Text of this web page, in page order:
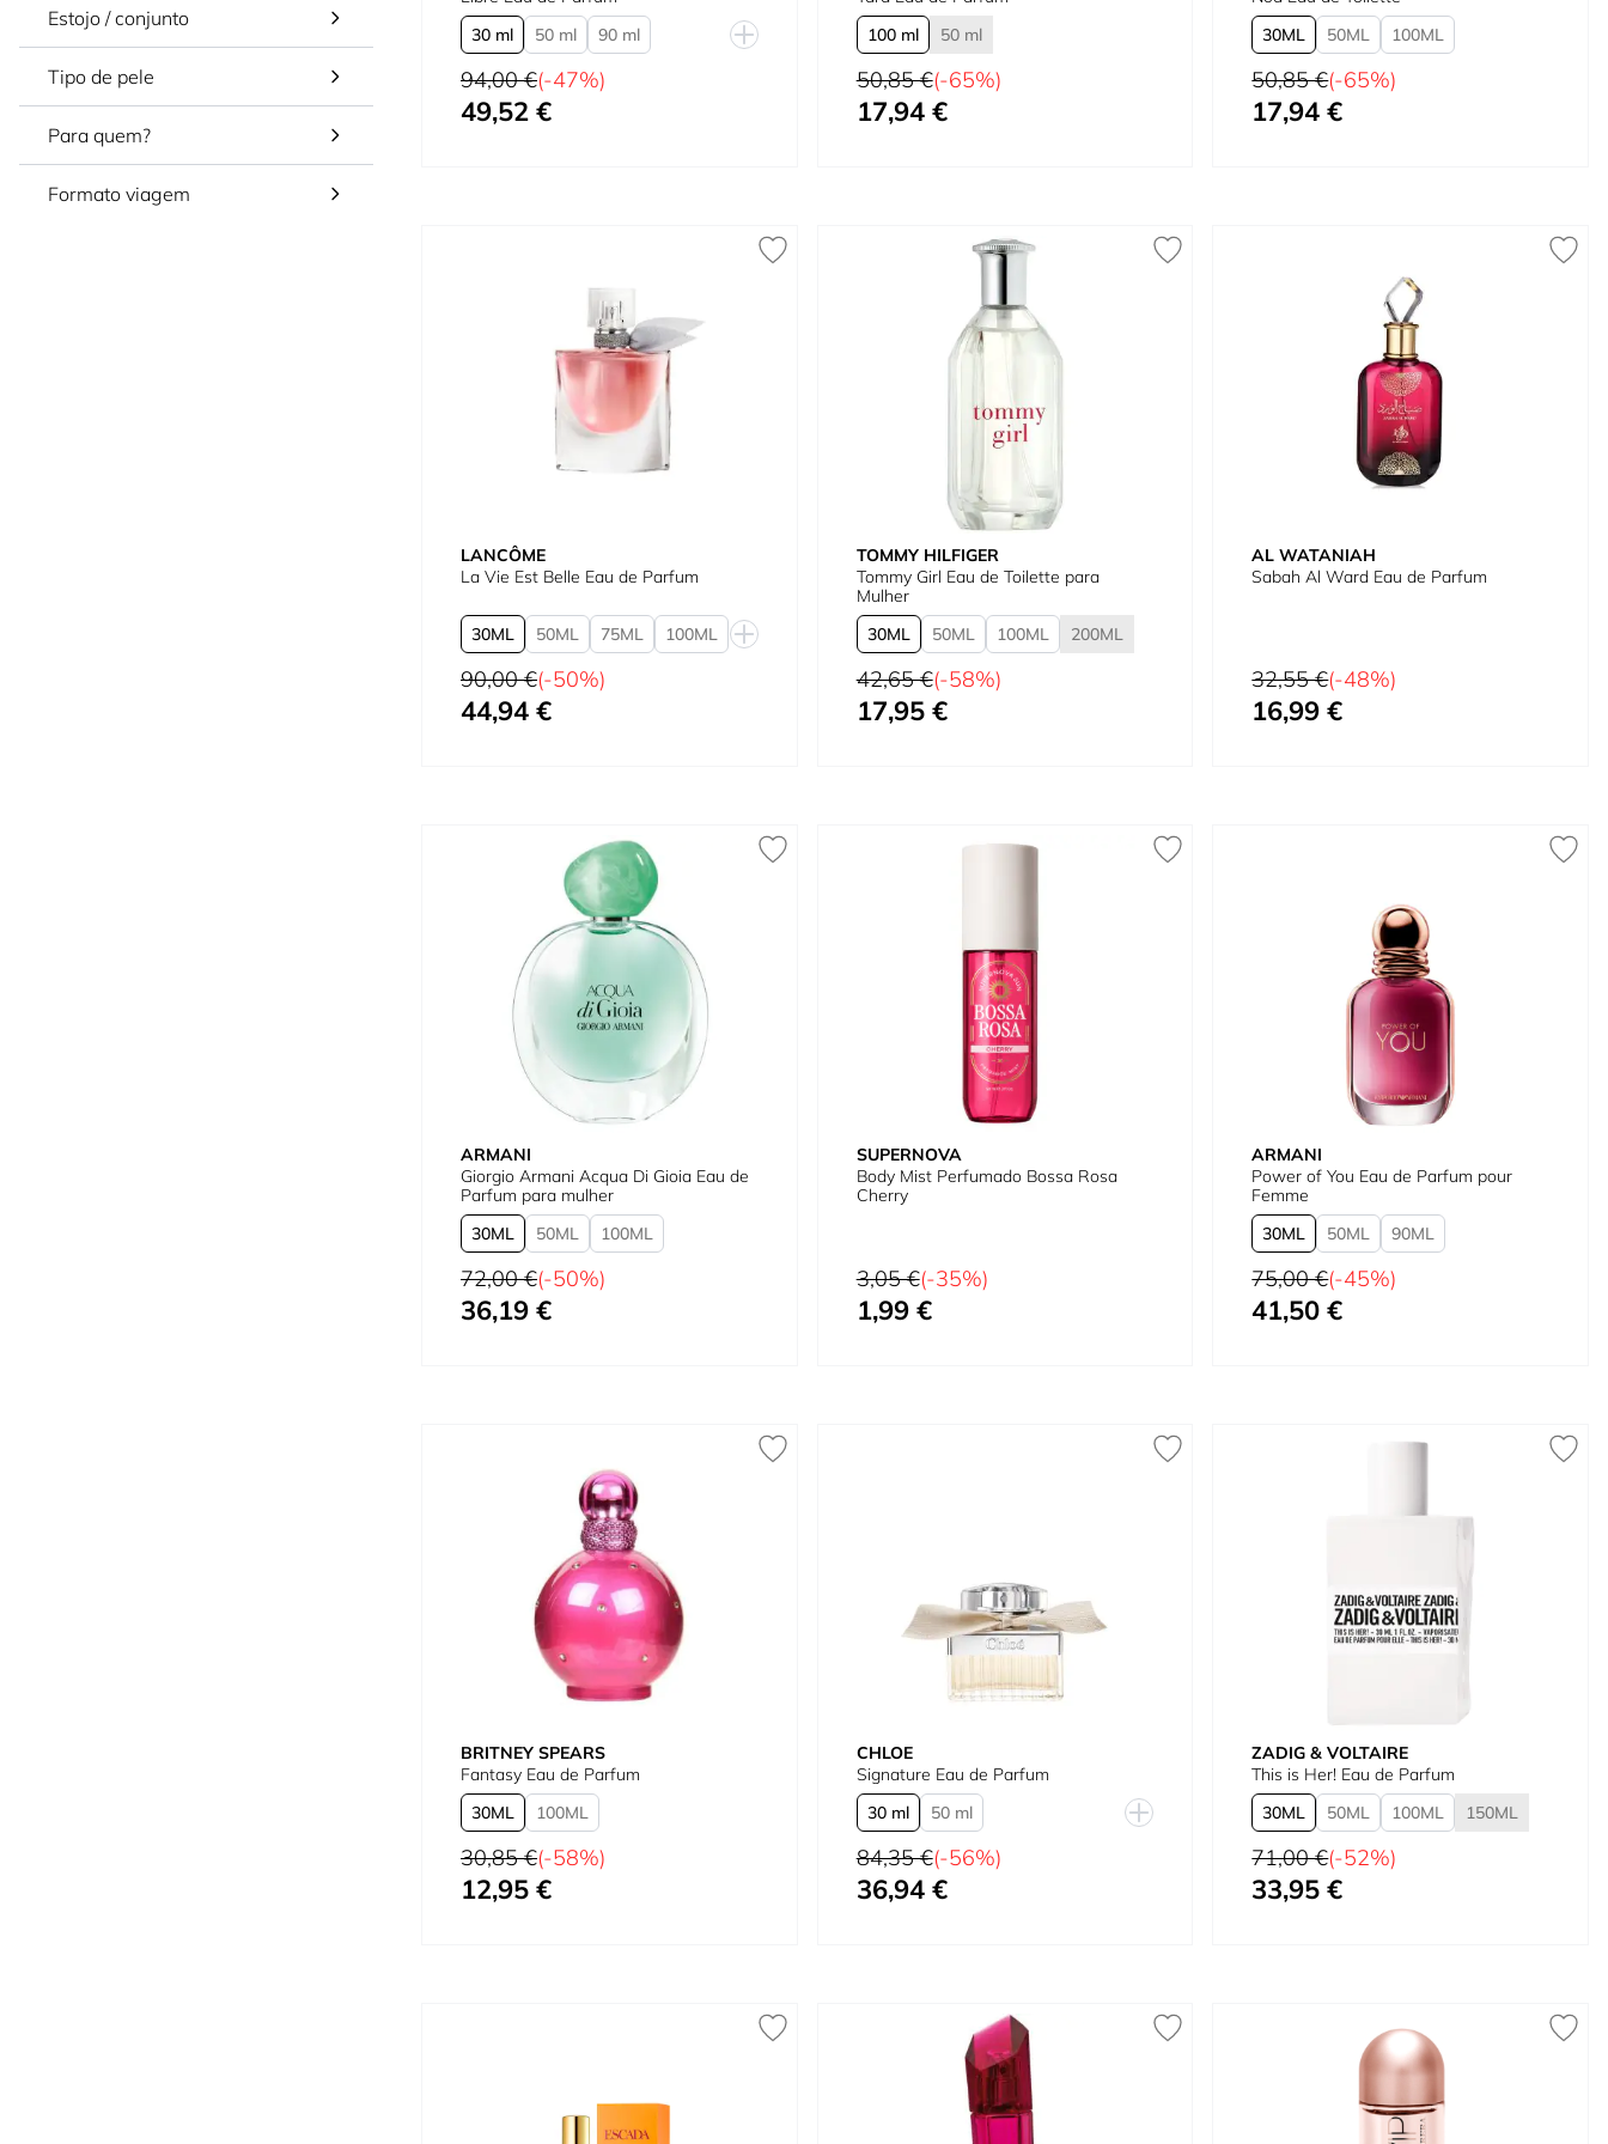
Estojo / conjunto
Tipo de pele
Para quem?
Formato viagem
30 ml
50 ml
90 ml
Refil EDP 100ml
150 ml Não recarregável
Preço Normal
94,00 €(-47%)
Tão baixo quanto
49,52 €
100 ml
50 ml
Preço Normal
50,85 €(-65%)
Tão baixo quanto
17,94 €
30
50 100
Preço Normal
50,85 €(-65%)
Tão baixo quanto
17,94 €
LANCÔME
La Vie Est Belle Eau de Parfum
30 50 75
100
150
Preço Normal
90,00 €(-50%)
Tão baixo quanto
44,94 €
TOMMY HILFIGER
Tommy Girl Eau de Toilette para
Mulher
30
50 100 200
Preço Normal
42,65 €(-58%)
Tão baixo quanto
17,95 €
AL WATANIAH
Sabah Al Ward Eau de Parfum
Preço Normal
32,55 €(-48%)
Preço Especial
16,99 €
ARMANI
Giorgio Armani Acqua Di Gioia Eau de
Parfum para mulher
30
50 100
Preço Normal
72,00 €(-50%)
Tão baixo quanto
36,19 €
SUPERNOVA
Body Mist Perfumado Bossa Rosa
Cherry
Preço Normal
3,05 €(-35%)
Preço Especial
1,99 €
ARMANI
Power of You Eau de Parfum pour
Femme
30
50 90
Preço Normal
75,00 €(-45%)
Tão baixo quanto
41,50 €
BRITNEY SPEARS
Fantasy Eau de Parfum
30
100
Preço Normal
30,85 €(-58%)
Tão baixo quanto
12,95 €
CHLOE
Signature Eau de Parfum
30 ml
50 ml
100 ml Recarregável
150 ml Recarga
Preço Normal
84,35 €(-56%)
Tão baixo quanto
36,94 €
ZADIG & VOLTAIRE
This is Her! Eau de Parfum
30
50 100 150
Preço Normal
71,00 €(-52%)
Tão baixo quanto
33,95 €